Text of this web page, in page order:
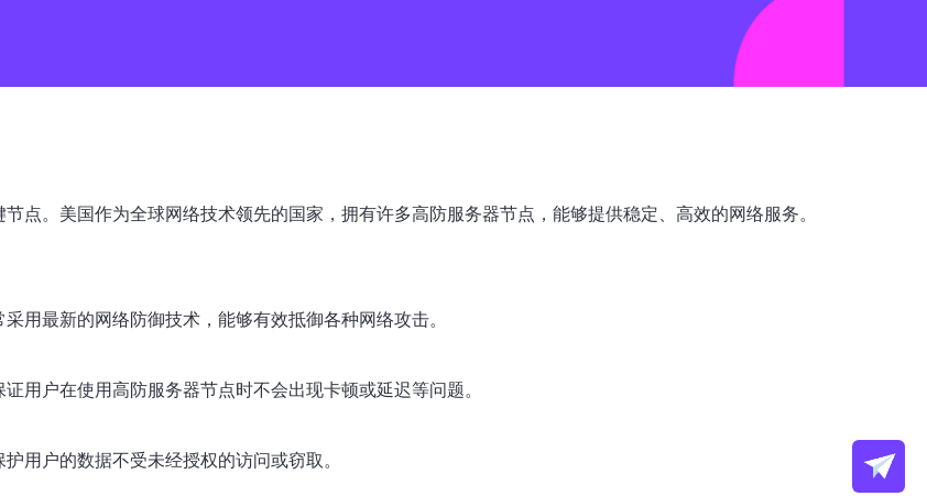
点。美国作为全球网络技术领先的国家，拥有许多高防服务器节点，能够提供稳定、高效的网络服务。
用最新的网络防御技术，能够有效抵御各种网络攻击。
用户在使用高防服务器节点时不会出现卡顿或延迟等问题。
用户的数据不受未经授权的访问或窃取。